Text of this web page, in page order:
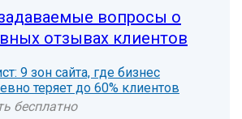
вопросы о
отзывах клиентов
9 зон сайта, где бизнес
теряет до 60% клиентов
бесплатно